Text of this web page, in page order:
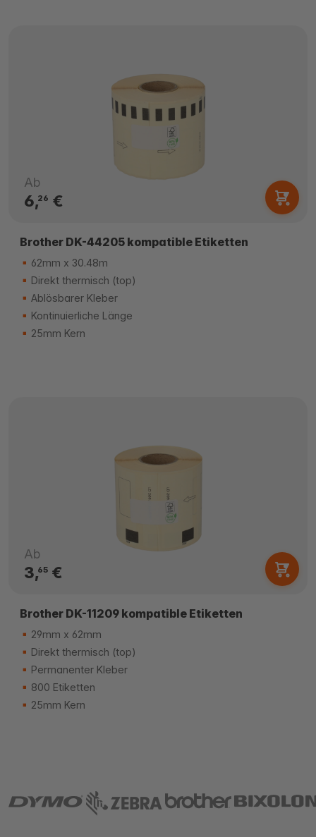
Ab
6,26 €
Brother DK-44205 kompatible Etiketten
62mm x 30.48m
Direkt thermisch (top)
Ablösbarer Kleber
Kontinuierliche Länge
25mm Kern
Ab
3,65€
Brother DK-11209 kompatible Etiketten
29mm x 62mm
Direkt thermisch (top)
Permanenter Kleber
800 Etiketten
25mm Kern